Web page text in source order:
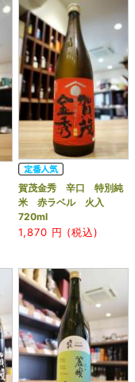
賀茂金秀 辛口 特別純
米 赤ラベル 火入
720ml
1,870 円 (税込)